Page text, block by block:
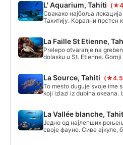
L' Aquarium, Tahiti
Свакако најбоља
Тахитију. Корални прстен
La Faille St Etienne,
Prelepo otvaranje na
dolasku u St. Etienne. Gornji
La Source, Tahiti
To mesto duguje svoje ime
koji izlazi iz dubina okeana.
Ovaj sajt je dobro poznat na
posmatranju kornjača.
La Vallée blanche,
Једно од најлепших
своје фауне. Сиве ајкуле,